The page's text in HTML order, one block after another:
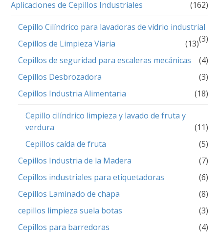
Aplicaciones de Cepillos Industriales (162)
Cepillo Cilíndrico para lavadoras de vidrio industrial
(3)
Cepillos de Limpieza Viaria
(13)
Cepillos de seguridad para escaleras mecánicas
(4)
Cepillos Desbrozadora
(3)
Cepillos Industria Alimentaria
(18)
Cepillo cilíndrico limpieza y lavado de fruta y
verdura
(11)
Cepillos caída de fruta
(5)
Cepillos Industria de la Madera
(7)
Cepillos industriales para etiquetadoras
(6)
Cepillos Laminado de chapa
(8)
cepillos limpieza suela botas
(3)
Cepillos para barredoras
(4)